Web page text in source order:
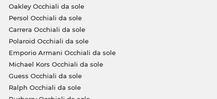
Oakley Occhiali da sole
Persol Occhiali da sole
Carrera Occhiali da sole
Polaroid Occhiali da sole
Emporio Armani Occhiali da sole
Michael Kors Occhiali da sole
Guess Occhiali da sole
Ralph Occhiali da sole